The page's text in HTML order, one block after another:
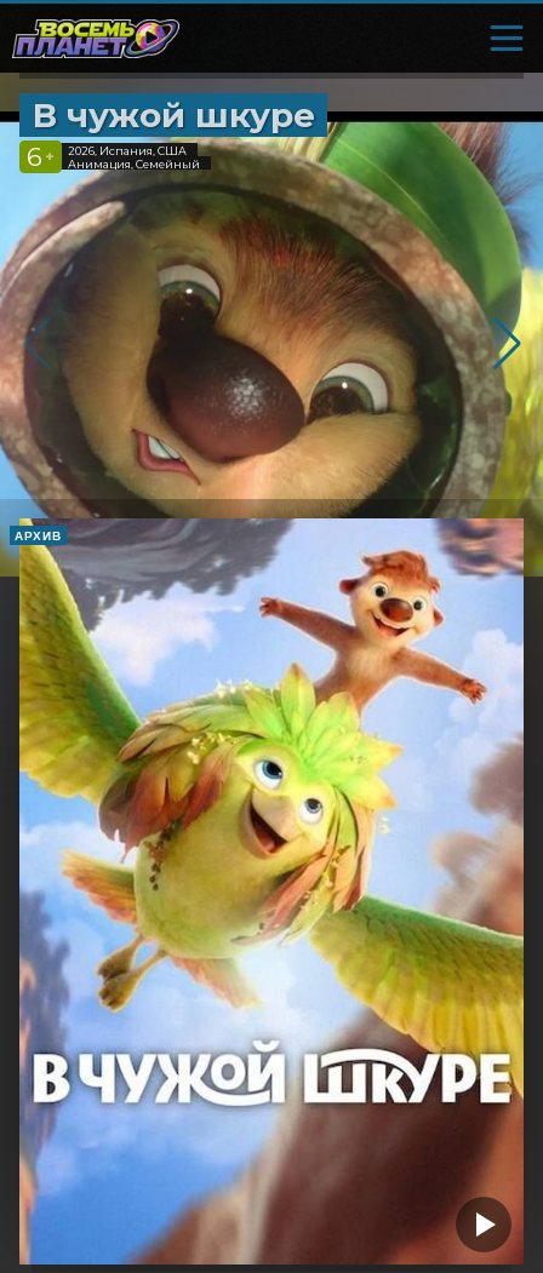
В чужой шкуре
6 +
2026, Испания, США
Анимация, Семейный
АРХИВ